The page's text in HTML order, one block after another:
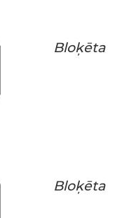
Bloķēta
Bloķēta